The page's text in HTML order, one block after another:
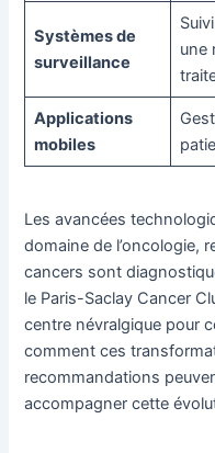
Systèmes de
surveillance
une
Applications
mobiles
Les avancées
domaine de l’oncologie,
cancers sont
le Paris-Saclay Cancer
centre névralgique pour
comment ces
recommandations
accompagner cette